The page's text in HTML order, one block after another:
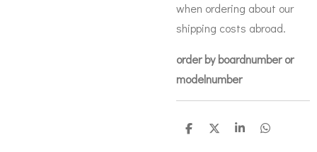
when ordering about our
shipping costs abroad.
order by boardnumber or
modelnumber
D
D
S
D